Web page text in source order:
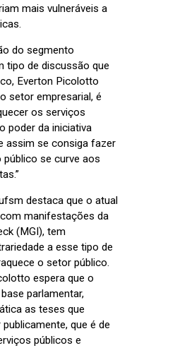
mais vulneráveis a
do segmento
tipo de discussão que
Everton Picolotto
setor empresarial, é
os serviços
poder da iniciativa
assim se consiga fazer
se curve aos
destaca que o atual
manifestações da
(MGI), tem
a esse tipo de
o setor público.
espera que o
parlamentar,
as teses que
que é de
públicos e